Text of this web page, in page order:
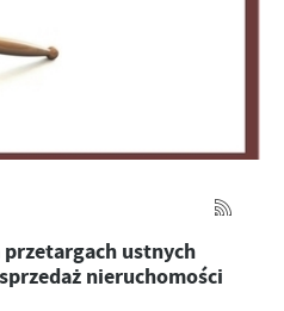
przetargach ustnych
nieruchomości